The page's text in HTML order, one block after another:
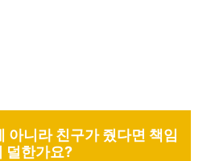
아니라 친구가 줬다면 책임
덜한가요?